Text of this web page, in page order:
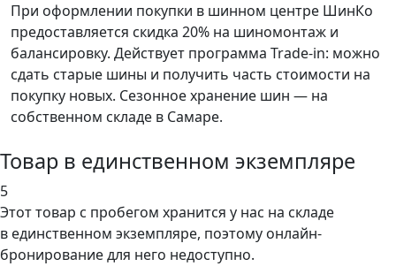
При оформлении покупки в шинном центре ШинКо
предоставляется скидка 20% на шиномонтаж и
балансировку. Действует программа Trade-in: можно
сдать старые шины и получить часть стоимости на
покупку новых. Сезонное хранение шин — на
собственном складе в Самаре.
Товар в единственном экземпляре
5
Этот товар с пробегом хранится у нас на складе
в единственном экземпляре, поэтому онлайн-
бронирование для него недоступно.